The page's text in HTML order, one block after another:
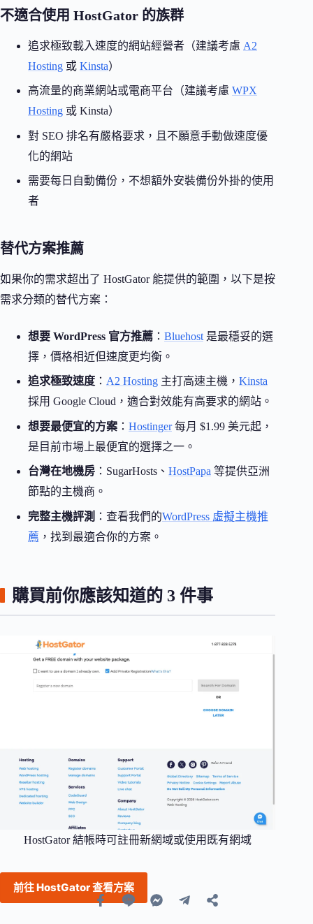
不適合使用 HostGator 的族群
追求極致載入速度的網站經營者（建議考慮 A2
Hosting 或 Kinsta）
高流量的商業網站或電商平台（建議考慮 WPX
Hosting 或 Kinsta）
對 SEO 排名有嚴格要求，且不願意手動做速度優
化的網站
需要每日自動備份，不想額外安裝備份外掛的使用
者
替代方案推薦
如果你的需求超出了 HostGator 能提供的範圍，以下是按
需求分類的替代方案：
想要 WordPress 官方推薦 ： Bluehost 是最穩妥的選
擇，價格相近但速度更均衡。
追求極致速度 ： A2 Hosting 主打高速主機， Kinsta
採用 Google Cloud，適合對效能有高要求的網站。
想要最便宜的方案 ： Hostinger每月 $1.99 美元起，
是目前市場上最便宜的選擇之一。
台灣在地機房 ：SugarHosts、 HostPapa 等提供亞洲
節點的主機商。
完整主機評測 ：查看我們的WordPress 虛擬主機推
薦 ，找到最適合你的方案。
購買前你應該知道的 3 件事
HostGator 結帳時可註冊新網域或使用既有網域
前往 HostGator 查看方案